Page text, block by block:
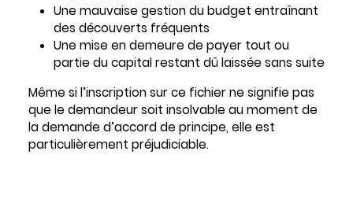
Une mauvaise gestion du budget entraînant
des découverts fréquents
Une mise en demeure de payer tout ou
partie du capital restant dû laissée sans suite
Même si l’inscription sur ce fichier ne signifie pas
que le demandeur soit insolvable au moment de
la demande d’accord de principe, elle est
particulièrement préjudiciable.